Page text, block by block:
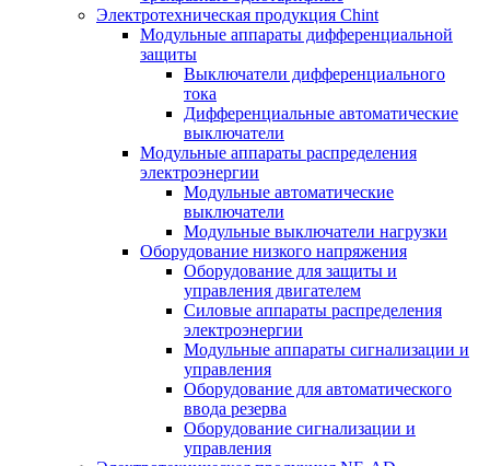
Электротехническая продукция Chint
Модульные аппараты дифференциальной
защиты
Выключатели дифференциального
тока
Дифференциальные автоматические
выключатели
Модульные аппараты распределения
электроэнергии
Модульные автоматические
выключатели
Модульные выключатели нагрузки
Оборудование низкого напряжения
Оборудование для защиты и
управления двигателем
Силовые аппараты распределения
электроэнергии
Модульные аппараты сигнализации и
управления
Оборудование для автоматического
ввода резерва
Оборудование сигнализации и
управления